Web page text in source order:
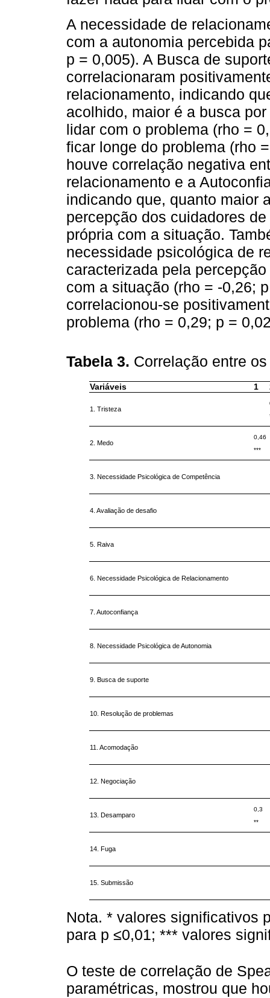
A necessidade de
com a autonomia percebida
p = 0,005). A Busca de
correlacionaram
relacionamento, indicando
acolhido, maior é a busca
lidar com o problema (rho =
ficar longe do problema (rho
houve correlação negativa
relacionamento e a
indicando que, quanto maior
percepção dos cuidadores
própria com a situação.
necessidade psicológica de
caracterizada pela
com a situação (rho = -0,26;
correlacionou-se
problema (rho = 0,29; p =
Tabela 3. Correlação entre
Variáveis 1
1. Tristeza
2. Medo
0,46
***
3. Necessidade Psicológica de Competência
4. Avaliação de desafio
5. Raiva
6. Necessidade Psicológica de Relacionamento
7. Autoconfiança
8. Necessidade Psicológica de Autonomia
9. Busca de suporte
10. Resolução de problemas
11. Acomodação
12. Negociação
13. Desamparo
0,3
**
14. Fuga
15. Submissão
Nota. * valores significativos
para p ≤0,01; *** valores
O teste de correlação de
paramétricas, mostrou que